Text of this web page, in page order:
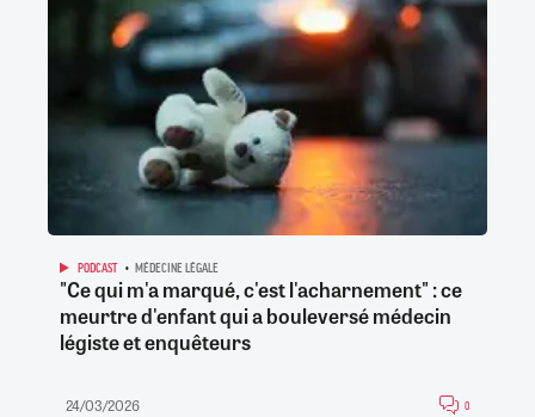
PODCAST MÉDECINE LÉGALE
"Ce qui m'a marqué, c'est l'acharnement" : ce
meurtre d'enfant qui a bouleversé médecin
légiste et enquêteurs
24/03/2026 0